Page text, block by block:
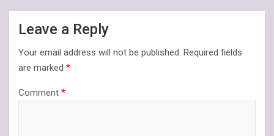
Leave a Reply
Your email address will not be published. Required fields
are marked *
Comment *